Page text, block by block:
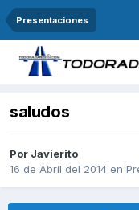
Presentaciones
saludos
Por Javierito
16 de Abril del 2014 en